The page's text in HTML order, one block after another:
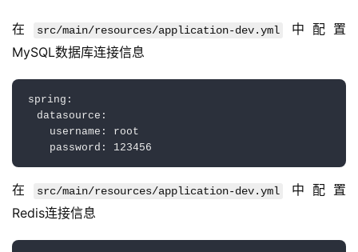
在 src/main/resources/application-dev.yml
中配置
MySQL数据库连接信息
spring:
  datasource:
    username: root
在 src/main/resources/application-dev.yml
中配置
Redis连接信息